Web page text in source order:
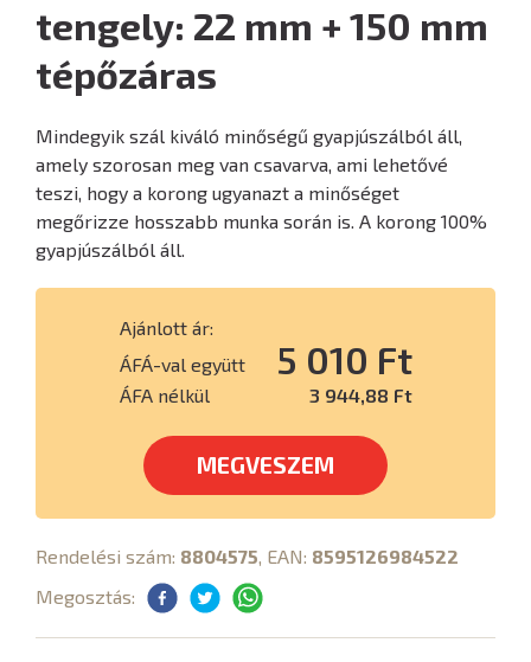
tengely: 22 mm + 150 mm
tépőzáras
Mindegyik szál kiváló minőségű gyapjúszálból áll,
amely szorosan meg van csavarva, ami lehetővé
teszi, hogy a korong ugyanazt a minőséget
megőrizze hosszabb munka során is. A korong 100%
gyapjúszálból áll.
Ajánlott ár:
ÁFÁ-val együtt
5 010 Ft
ÁFA nélkül 3 944,88 Ft
MEGVESZEM
Rendelési szám: 8804575, EAN: 8595126984522
Megosztás: